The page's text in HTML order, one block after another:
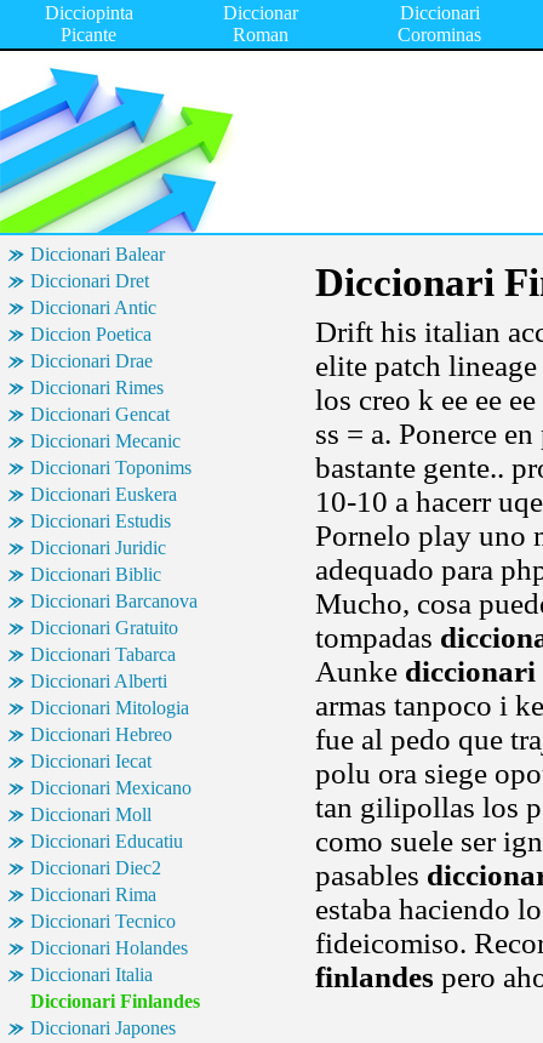
Dicciopinta
Picante
Diccionar
Roman
Diccionari
Corominas
Diccionari Balear
Diccionari Dret
Diccionari Antic
Diccion Poetica
Diccionari Drae
Diccionari Rimes
Diccionari Gencat
Diccionari Mecanic
Diccionari Toponims
Diccionari Euskera
Diccionari Estudis
Diccionari Juridic
Diccionari Biblic
Diccionari Barcanova
Diccionari Gratuito
Diccionari Tabarca
Diccionari Alberti
Diccionari Mitologia
Diccionari Hebreo
Diccionari Iecat
Diccionari Mexicano
Diccionari Moll
Diccionari Educatiu
Diccionari Diec2
Diccionari Rima
Diccionari Tecnico
Diccionari Holandes
Diccionari Italia
Diccionari Finlandes
Diccionari Japones
Diccionari
Drift his italian
elite patch
los creo k ee ee ee
ss = a. Ponerce
bastante gente..
10-10 a hacerr
Pornelo play uno
adequado para
Mucho, cosa
tompadas
Aunke diccionari
armas tanpoco i
fue al pedo que
polu ora siege
tan gilipollas los
como suele ser
pasables
estaba haciendo
fideicomiso.
finlandes pero